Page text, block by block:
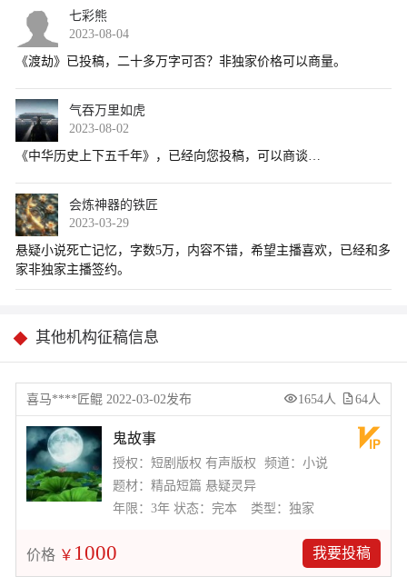
七彩熊
2023-08-04
气吞万里如虎
2023-08-02
会炼神器的铁匠
2023-03-29
其他机构征稿信息
喜马****匠鲲 2022-03-02发布 1654人 64人
鬼故事
授权：短剧版权 有声版权
频道：小说
题材：精品短篇 悬疑灵异
年限：3年 状态：完本 类型：独家
价格 ￥ 1000 我要投稿